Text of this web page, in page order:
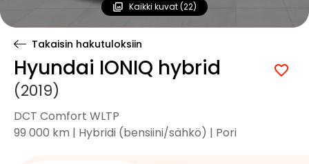
Kaikki kuvat (22)
Takaisin hakutuloksiin
Hyundai IONIQ hybrid
(2019)
DCT Comfort WLTP
99 000 km | Hybridi (bensiini/sähkö) | Pori